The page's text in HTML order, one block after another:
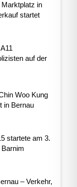
in
startet
auf der
Woo Kung
in Bernau
startete am 3.
– Verkehr,